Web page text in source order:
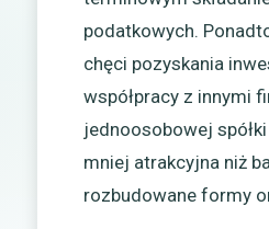
podatkowych.
chęci pozyskania
współpracy z innymi
jednoosobowej
mniej atrakcyjna niż
rozbudowane formy